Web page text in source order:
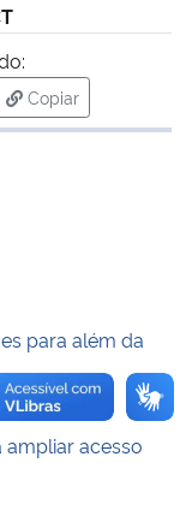
Copiar
para área de
para além da
ampliar acesso